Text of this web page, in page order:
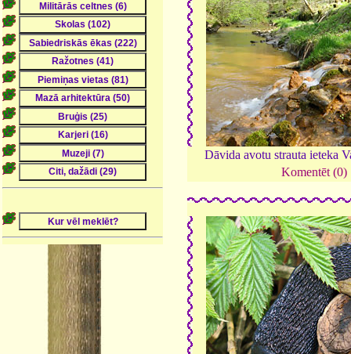
Dāvida avotu strauta ieteka
Komentēt (0)